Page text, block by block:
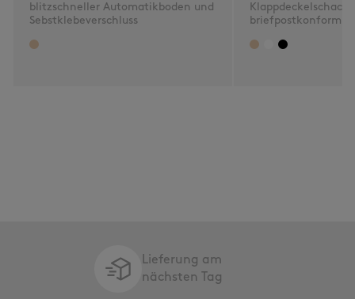
blitzschneller Automatikboden und
Sebstklebeverschluss
briefpostkonform 2
Lieferung am
nächsten Tag